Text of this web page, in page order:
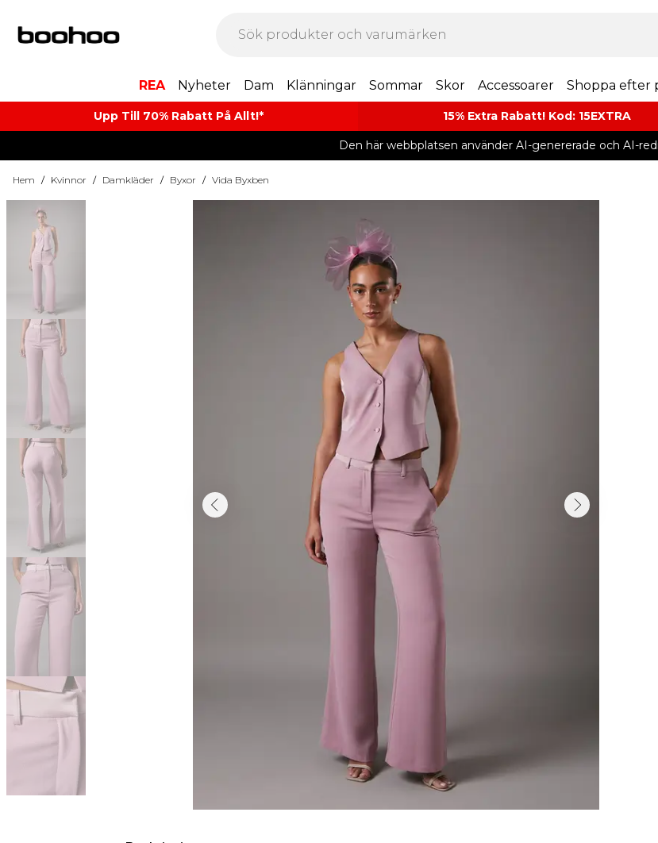
REA Nyheter Dam Klänningar Sommar Skor Accessoarer Shoppa efter
Upp Till 70% Rabatt På Allt!* 15% Extra Rabatt! Kod: 15EXTRA
Den här webbplatsen använder AI-genererade och AI-
Hem / Kvinnor / Damkläder / Byxor / Vida Byxben